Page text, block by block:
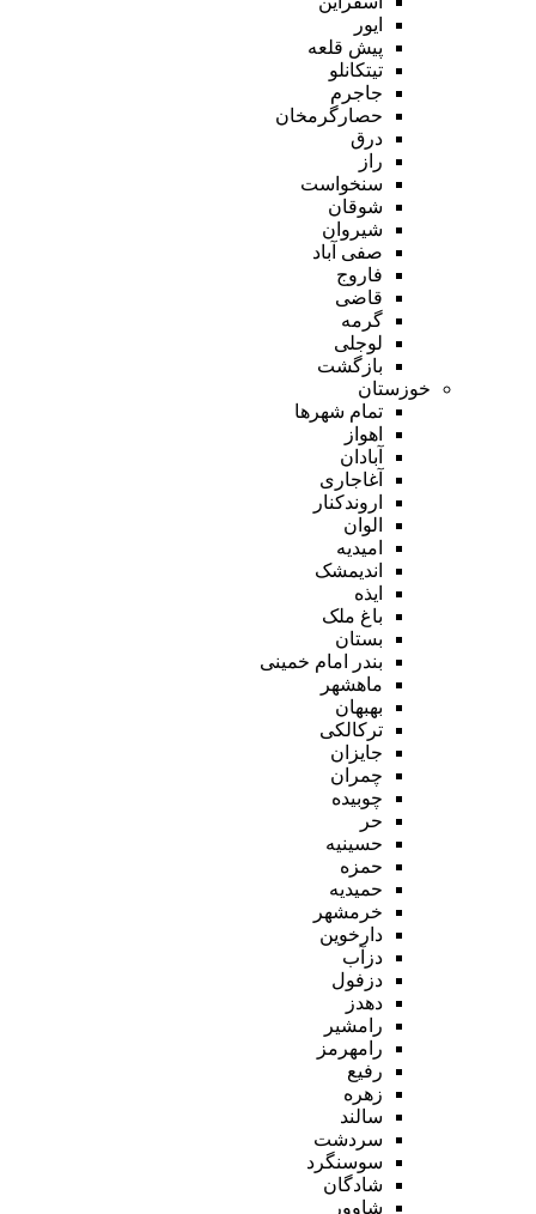
ایور
پیش قلعه
تیتکانلو
جاجرم
حصارگرمخان
درق
راز
سنخواست
شوقان
شیروان
صفی آباد
فاروج
قاضی
گرمه
لوجلی
بازگشت
خوزستان
تمام شهر‌ها
اهواز
آبادان
آغاجاری
اروندکنار
الوان
امیدیه
اندیمشک
ایذه
باغ ملک
بستان
بندر امام خمینی
ماهشهر
بهبهان
ترکالکی
جایزان
چمران
چوبیده
حر
حسینیه
حمزه
حمیدیه
خرمشهر
دارخوین
دزآب
دزفول
دهدز
رامشیر
رامهرمز
رفیع
زهره
سالند
سردشت
سوسنگرد
شادگان
شاوور